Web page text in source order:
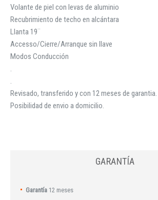
Volante de piel con levas de aluminio
Recubrimiento de techo en alcántara
Llanta 19¨
Accesso/Cierre/Arranque sin llave
Modos Conducción
.
.
Revisado, transferido y con 12 meses de garantia.
Posibilidad de envio a domicilio.
GARANTÍA
Garantía 12 meses